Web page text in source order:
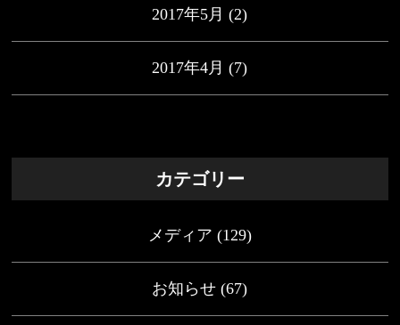
2017年5月 (2)
2017年4月 (7)
カテゴリー
メディア (129)
お知らせ (67)